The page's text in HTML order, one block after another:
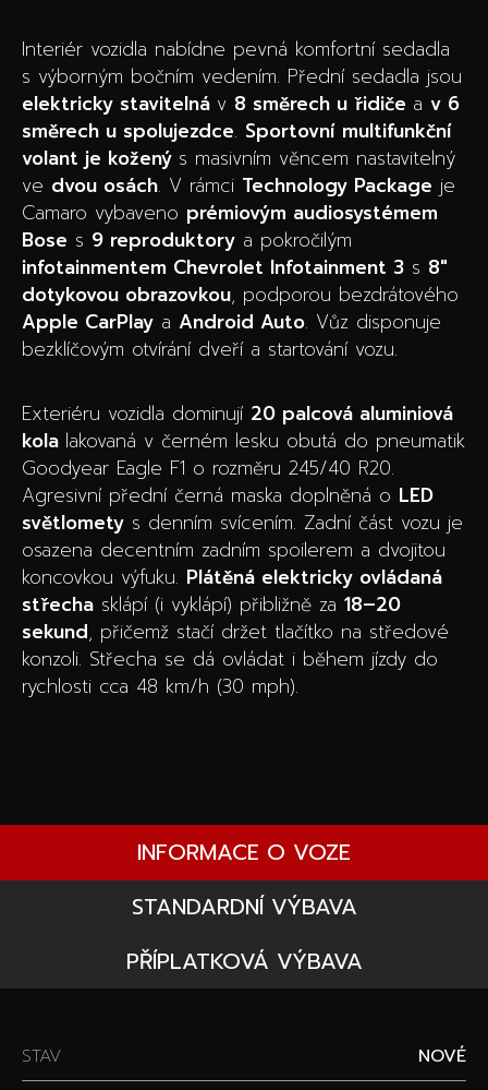
Interiér vozidla nabídne pevná komfortní sedadla
s výborným bočním vedením. Přední sedadla jsou
elektricky stavitelná v 8 směrech u řidiče a v 6
směrech u spolujezdce. Sportovní multifunkční
volant je kožený s masivním věncem nastavitelný
ve dvou osách. V rámci Technology Package je
Camaro vybaveno prémiovým audiosystémem
Bose s 9 reproduktory a pokročilým
infotainmentem Chevrolet Infotainment 3 s 8″
dotykovou obrazovkou, podporou bezdrátového
Apple CarPlay a Android Auto. Vůz disponuje
bezklíčovým otvírání dveří a startování vozu.
Exteriéru vozidla dominují 20 palcová aluminiová
kola lakovaná v černém lesku obutá do pneumatik
Goodyear Eagle F1 o rozměru 245/40 R20.
Agresivní přední černá maska doplněná o LED
světlomety s denním svícením. Zadní část vozu je
osazena decentním zadním spoilerem a dvojitou
koncovkou výfuku. Plátěná elektricky ovládaná
střecha sklápí (i vyklápí) přibližně za 18–20
sekund, přičemž stačí držet tlačítko na středové
konzoli. Střecha se dá ovládat i během jízdy do
rychlosti cca 48 km/h (30 mph).
INFORMACE O VOZE
STANDARDNÍ VÝBAVA
PŘÍPLATKOVÁ VÝBAVA
STAV
NOVÉ